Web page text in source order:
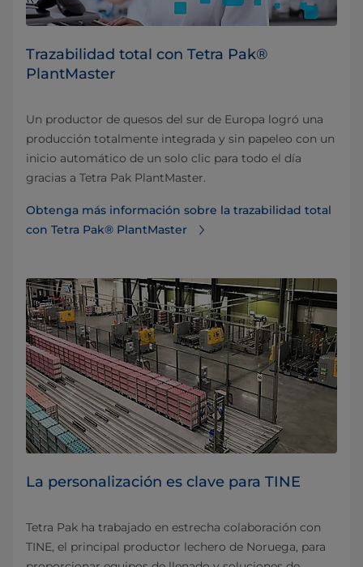
Trazabilidad total con Tetra Pak®
PlantMaster
Un productor de quesos del sur de Europa logró una
producción totalmente integrada y sin papeleo con un
inicio automático de un solo clic para todo el día
gracias a Tetra Pak PlantMaster.
Obtenga más información sobre la trazabilidad total
con Tetra Pak® PlantMaster
La personalización es clave para TINE
Tetra Pak ha trabajado en estrecha colaboración con
TINE, el principal productor lechero de Noruega, para